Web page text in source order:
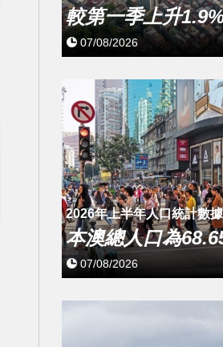
較第一季上升
07/08/2026
2026年上半年人口統計數
本澳總人口為
07/08/2026